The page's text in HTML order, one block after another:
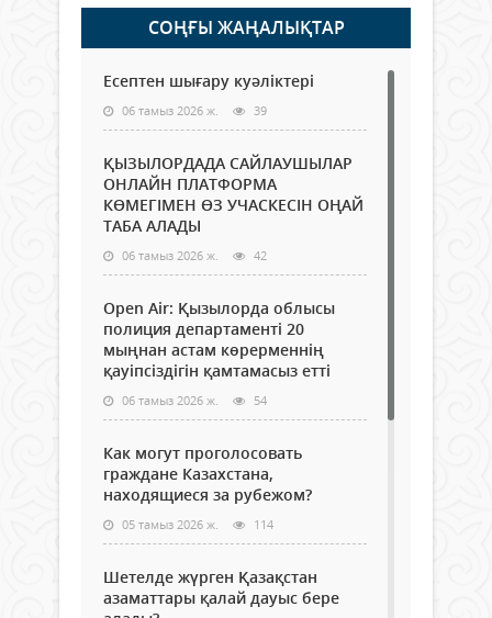
СОҢҒЫ ЖАҢАЛЫҚТАР
Есептен шығару куәліктері
06 тамыз 2026 ж. 39
ҚЫЗЫЛОРДАДА САЙЛАУШЫЛАР
ОНЛАЙН ПЛАТФОРМА
КӨМЕГІМЕН ӨЗ УЧАСКЕСІН ОҢАЙ
ТАБА АЛАДЫ
06 тамыз 2026 ж. 42
Open Air: Қызылорда облысы
полиция департаменті 20
мыңнан астам көрерменнің
қауіпсіздігін қамтамасыз етті
06 тамыз 2026 ж. 54
Как могут проголосовать
граждане Казахстана,
находящиеся за рубежом?
05 тамыз 2026 ж. 114
Шетелде жүрген Қазақстан
азаматтары қалай дауыс бере